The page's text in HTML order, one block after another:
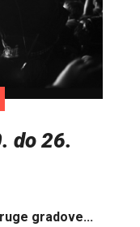
do 26.
gradove...